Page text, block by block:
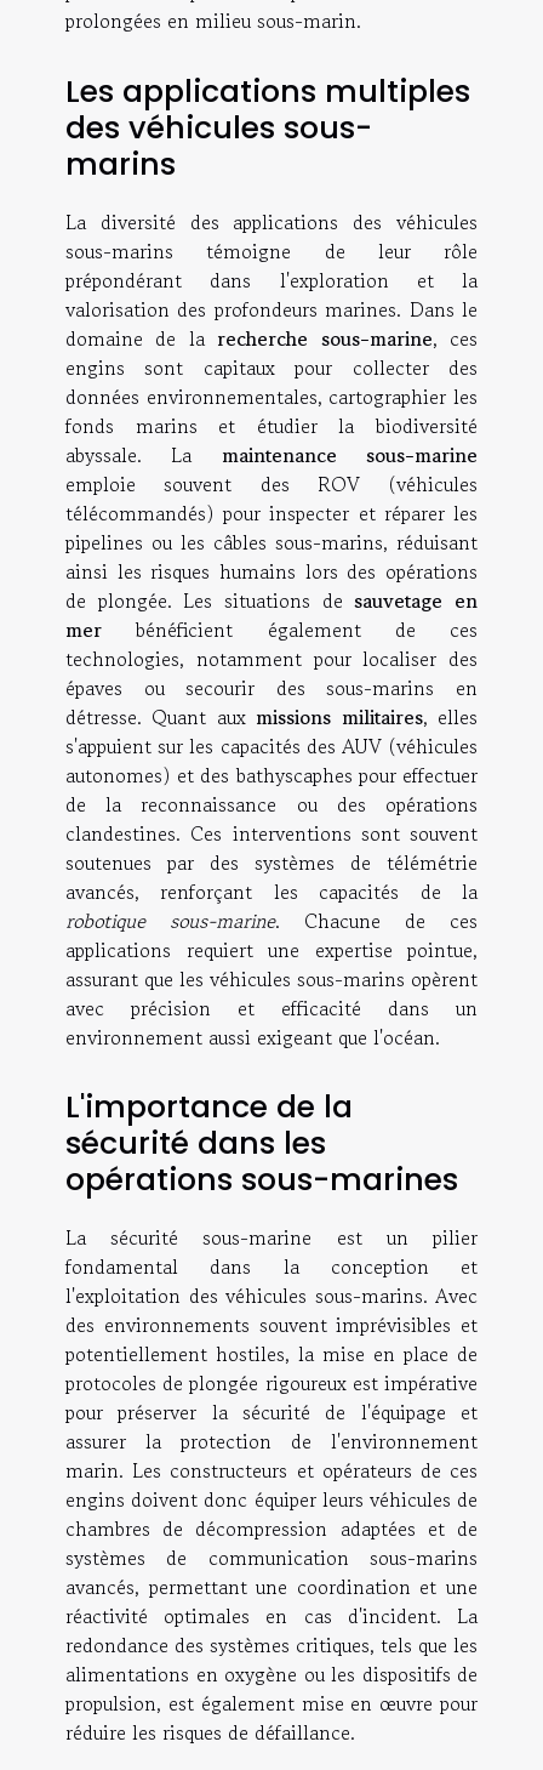
prolongées en milieu sous-marin.
Les applications multiples
des véhicules sous-
marins
La diversité des applications des véhicules
sous-marins témoigne de leur rôle
prépondérant dans l'exploration et la
valorisation des profondeurs marines. Dans le
domaine de la recherche sous-marine, ces
engins sont capitaux pour collecter des
données environnementales, cartographier les
fonds marins et étudier la biodiversité
abyssale. La maintenance sous-marine
emploie souvent des ROV (véhicules
télécommandés) pour inspecter et réparer les
pipelines ou les câbles sous-marins, réduisant
ainsi les risques humains lors des opérations
de plongée. Les situations desauvetage en
mer bénéficient également de ces
technologies, notamment pour localiser des
épaves ou secourir des sous-marins en
détresse. Quant aux missions militaires, elles
s'appuient sur les capacités des AUV (véhicules
autonomes) et des bathyscaphes pour effectuer
de la reconnaissance ou des opérations
clandestines. Ces interventions sont souvent
soutenues par des systèmes de télémétrie
avancés, renforçant les capacités de la
robotique sous-marine. Chacune de ces
applications requiert une expertise pointue,
assurant que les véhicules sous-marins opèrent
avec précision et efficacité dans un
environnement aussi exigeant que l'océan.
L'importance de la
sécurité dans les
opérations sous-marines
La sécurité sous-marine est un pilier
fondamental dans la conception et
l'exploitation des véhicules sous-marins. Avec
des environnements souvent imprévisibles et
potentiellement hostiles, la mise en place de
protocoles de plongée rigoureux est impérative
pour préserver la sécurité de l'équipage et
assurer la protection de l'environnement
marin. Les constructeurs et opérateurs de ces
engins doivent donc équiper leurs véhicules de
chambres de décompression adaptées et de
systèmes de communication sous-marins
avancés, permettant une coordination et une
réactivité optimales en cas d'incident. La
redondance des systèmes critiques, tels que les
alimentations en oxygène ou les dispositifs de
propulsion, est également mise en œuvre pour
réduire les risques de défaillance.